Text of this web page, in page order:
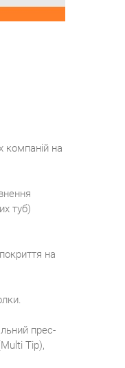
компаній на
туб)
на
прес-
Tip),